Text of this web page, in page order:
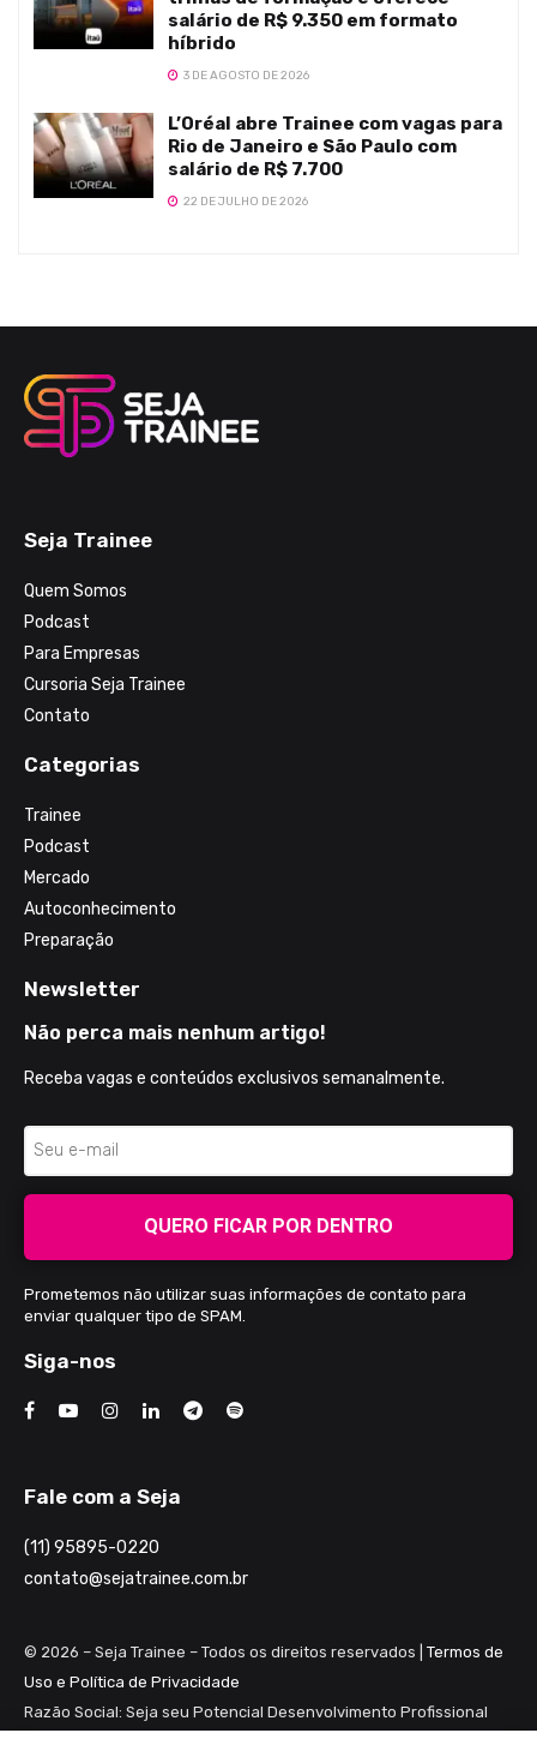
salário de R$ 9.350 em formato
híbrido
3 DE AGOSTO DE 2026
L’Oréal abre Trainee com vagas para
Rio de Janeiro e São Paulo com
salário de R$ 7.700
22 DE JULHO DE 2026
Seja Trainee
Quem Somos
Podcast
Para Empresas
Cursoria Seja Trainee
Contato
Categorias
Trainee
Podcast
Mercado
Autoconhecimento
Preparação
Newsletter
Não perca mais nenhum artigo!
Receba vagas e conteúdos exclusivos semanalmente.
QUERO FICAR POR DENTRO
Prometemos não utilizar suas informações de contato para
enviar qualquer tipo de SPAM.
Siga-nos
Fale com a Seja
(11) 95895-0220
contato@sejatrainee.com.br
© 2026 – Seja Trainee – Todos os direitos reservados | Termos de
Uso e Política de Privacidade
Razão Social: Seja seu Potencial Desenvolvimento Profissional